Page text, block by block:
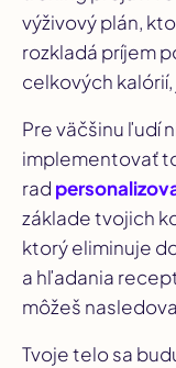
výživový plán,
rozkladá príjem
celkových
Pre väčšinu ľudí
implementovať
rad
základe tvojich
ktorý eliminuje
a hľadania
môžeš
Tvoje telo sa